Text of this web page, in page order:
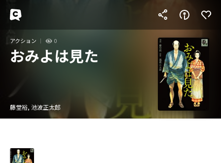
アクション 0
おみよは見た
藤堂裕, 池波正太郎